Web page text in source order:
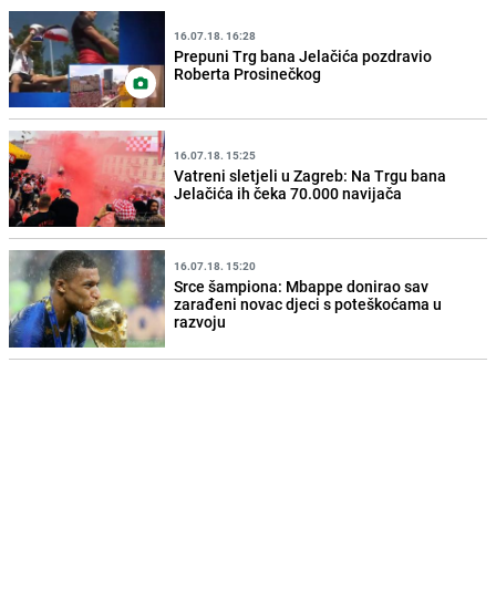
16.07.18. 16:28
Prepuni Trg bana Jelačića pozdravio
Roberta Prosinečkog
16.07.18. 15:25
Vatreni sletjeli u Zagreb: Na Trgu bana
Jelačića ih čeka 70.000 navijača
16.07.18. 15:20
Srce šampiona: Mbappe donirao sav
zarađeni novac djeci s poteškoćama u
razvoju